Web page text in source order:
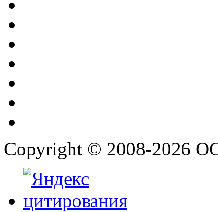
Copyright © 2008-2026